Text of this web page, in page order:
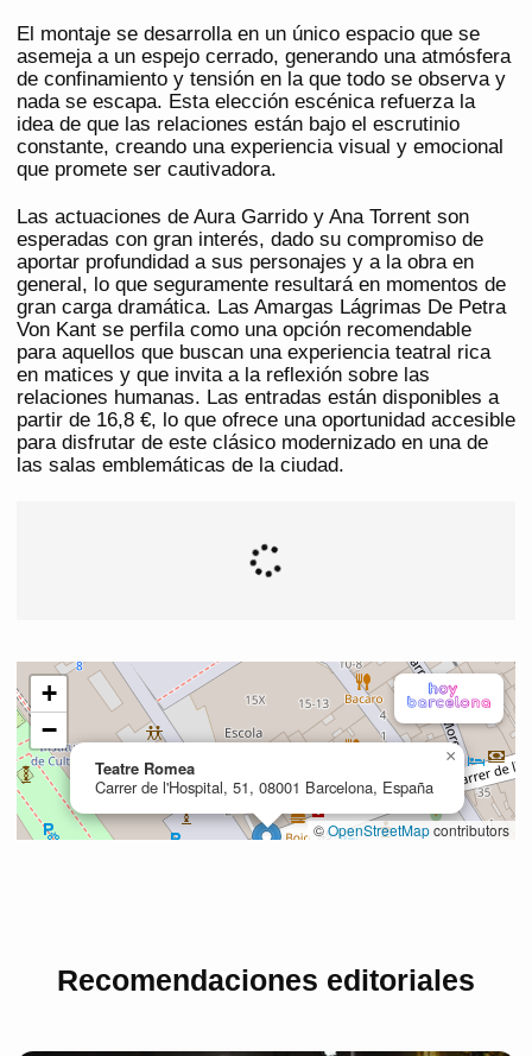
El montaje se desarrolla en un único espacio que se
asemeja a un espejo cerrado, generando una atmósfera
de confinamiento y tensión en la que todo se observa y
nada se escapa. Esta elección escénica refuerza la
idea de que las relaciones están bajo el escrutinio
constante, creando una experiencia visual y emocional
que promete ser cautivadora.
Las actuaciones de Aura Garrido y Ana Torrent son
esperadas con gran interés, dado su compromiso de
aportar profundidad a sus personajes y a la obra en
general, lo que seguramente resultará en momentos de
gran carga dramática. Las Amargas Lágrimas De Petra
Von Kant se perfila como una opción recomendable
para aquellos que buscan una experiencia teatral rica
en matices y que invita a la reflexión sobre las
relaciones humanas. Las entradas están disponibles a
partir de 16,8 €, lo que ofrece una oportunidad accesible
para disfrutar de este clásico modernizado en una de
las salas emblemáticas de la ciudad.
Recomendaciones editoriales